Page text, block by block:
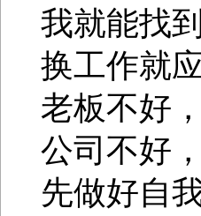
我就能找
换工作就
老板不好
公司不好
先做好自